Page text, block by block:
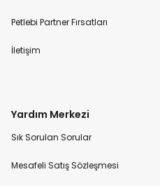
Petlebi Partner Fırsatları
İletişim
Yardım Merkezi
Sık Sorulan Sorular
Mesafeli Satış Sözleşmesi